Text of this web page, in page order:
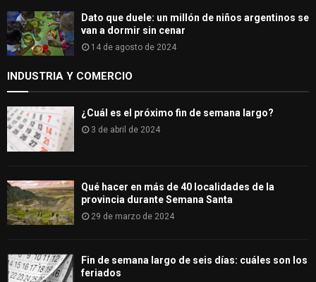
Dato que duele: un millón de niños argentinos se
van a dormir sin cenar
14 de agosto de 2024
INDUSTRIA Y COMERCIO
¿Cuál es el próximo fin de semana largo?
3 de abril de 2024
Qué hacer en más de 40 localidades de la
provincia durante Semana Santa
29 de marzo de 2024
Fin de semana largo de seis días: cuáles son los
feriados